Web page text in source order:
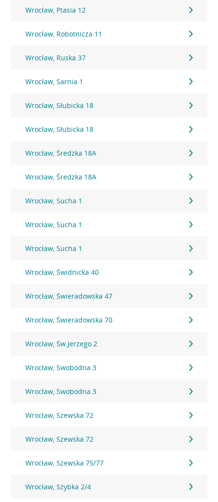
Wrocław, Ptasia 12
Wrocław, Robotnicza 11
Wrocław, Ruska 37
Wrocław, Sarnia 1
Wrocław, Słubicka 18
Wrocław, Słubicka 18
Wrocław, Średzka 18A
Wrocław, Średzka 18A
Wrocław, Sucha 1
Wrocław, Sucha 1
Wrocław, Sucha 1
Wrocław, Świdnicka 40
Wrocław, Świeradowska 47
Wrocław, Świeradowska 70
Wrocław, Św.Jerzego 2
Wrocław, Swobodna 3
Wrocław, Swobodna 3
Wrocław, Szewska 72
Wrocław, Szewska 72
Wrocław, Szewska 75/77
Wrocław, Szybka 2/4